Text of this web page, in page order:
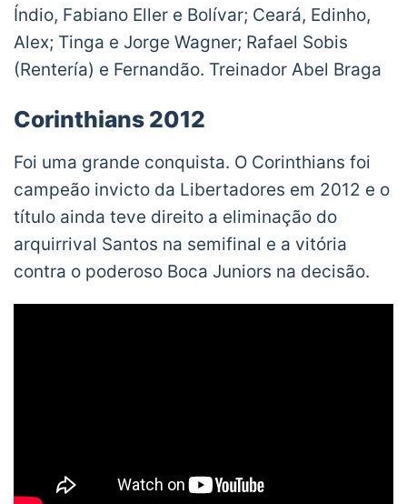
Índio, Fabiano Eller e Bolívar; Ceará, Edinho,
Alex; Tinga e Jorge Wagner; Rafael Sobis
(Rentería) e Fernandão. Treinador Abel Braga
Corinthians 2012
Foi uma grande conquista. O Corinthians foi
campeão invicto da Libertadores em 2012 e o
título ainda teve direito a eliminação do
arquirrival Santos na semifinal e a vitória
contra o poderoso Boca Juniors na decisão.